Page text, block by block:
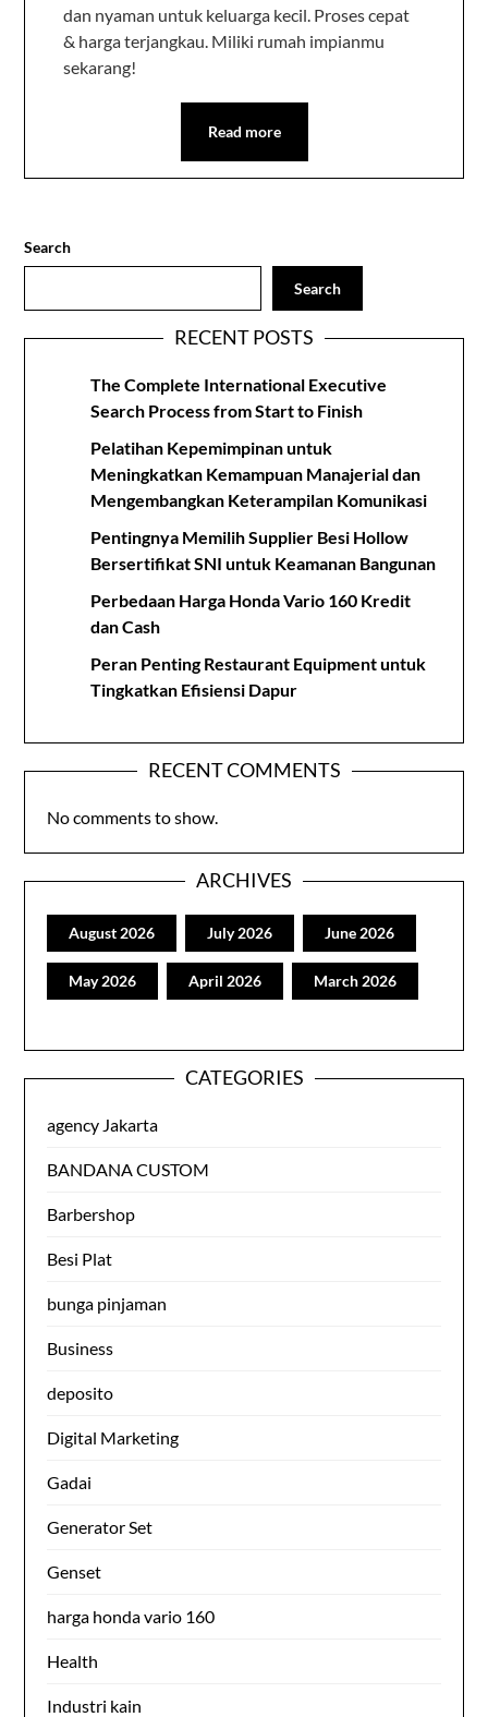
dan nyaman untuk keluarga kecil. Proses cepat
& harga terjangkau. Miliki rumah impianmu
sekarang!
Read more
Search
Search
RECENT POSTS
The Complete International Executive
Search Process from Start to Finish
Pelatihan Kepemimpinan untuk
Meningkatkan Kemampuan Manajerial dan
Mengembangkan Keterampilan Komunikasi
Pentingnya Memilih Supplier Besi Hollow
Bersertifikat SNI untuk Keamanan Bangunan
Perbedaan Harga Honda Vario 160 Kredit
dan Cash
Peran Penting Restaurant Equipment untuk
Tingkatkan Efisiensi Dapur
RECENT COMMENTS
No comments to show.
ARCHIVES
August 2026 July 2026 June 2026
May 2026 April 2026 March 2026
CATEGORIES
agency Jakarta
BANDANA CUSTOM
Barbershop
Besi Plat
bunga pinjaman
Business
deposito
Digital Marketing
Gadai
Generator Set
Genset
harga honda vario 160
Health
Industri kain